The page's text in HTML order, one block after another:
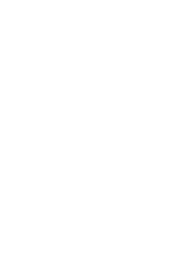
Provision (3,6% inkl. MwSt.) angeboten!